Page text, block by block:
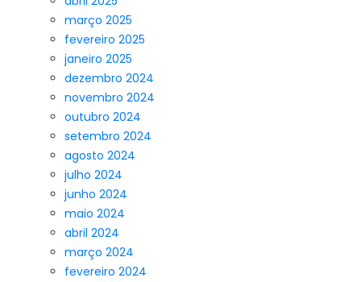
março 2025
fevereiro 2025
janeiro 2025
dezembro 2024
novembro 2024
outubro 2024
setembro 2024
agosto 2024
julho 2024
junho 2024
maio 2024
abril 2024
março 2024
fevereiro 2024